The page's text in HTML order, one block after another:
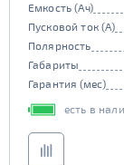
Емкость (Ач)
Пусковой ток (А)
Полярность
Габариты
Гарантия (мес)
есть в